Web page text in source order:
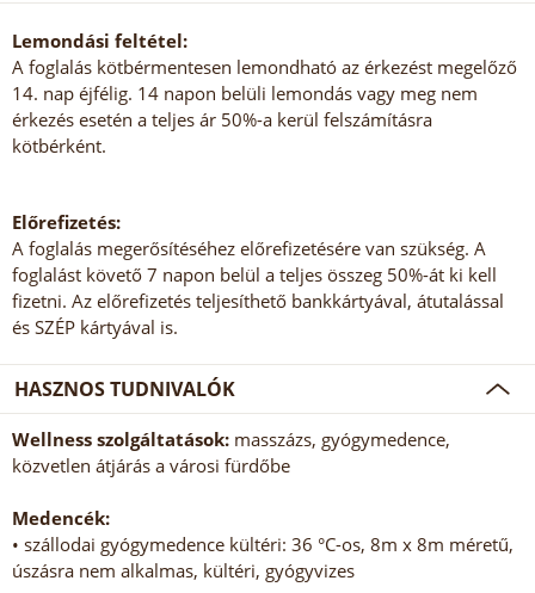
Lemondási feltétel:
A foglalás kötbérmentesen lemondható az érkezést megelőző
14. nap éjfélig. 14 napon belüli lemondás vagy meg nem
érkezés esetén a teljes ár 50%-a kerül felszámításra
kötbérként.
Előrefizetés:
A foglalás megerősítéséhez előrefizetésére van szükség. A
foglalást követő 7 napon belül a teljes összeg 50%-át ki kell
fizetni. Az előrefizetés teljesíthető bankkártyával, átutalással
és SZÉP kártyával is.
HASZNOS TUDNIVALÓK
Wellness szolgáltatások: masszázs, gyógymedence,
közvetlen átjárás a városi fürdőbe
Medencék:
• szállodai gyógymedence kültéri: 36 °C-os, 8m x 8m méretű,
úszásra nem alkalmas, kültéri, gyógyvizes